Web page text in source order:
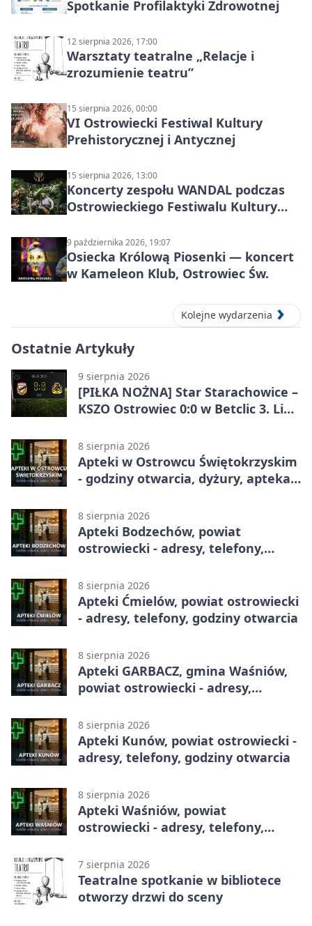
Spotkanie Profilaktyki Zdrowotnej
12 sierpnia 2026, 17:00
Warsztaty teatralne „Relacje i
zrozumienie teatru”
15 sierpnia 2026, 00:00
VI Ostrowiecki Festiwal Kultury
Prehistorycznej i Antycznej
15 sierpnia 2026, 13:00
Koncerty zespołu WANDAL podczas
Ostrowieckiego Festiwalu Kultury
9 października 2026, 19:07
Osiecka Królową Piosenki — koncert
w Kameleon Klub, Ostrowiec Św.
Kolejne wydarzenia
Ostatnie Artykuły
9 sierpnia 2026
[PIŁKA NOŻNA] Star Starachowice –
KSZO Ostrowiec 0:0 w Betclic 3. Liga
derbowym spotkaniu
8 sierpnia 2026
Apteki w Ostrowcu Świętokrzyskim
- godziny otwarcia, dyżury, apteka
8 sierpnia 2026
Apteki Bodzechów, powiat
ostrowiecki - adresy, telefony,
8 sierpnia 2026
Apteki Ćmielów, powiat ostrowiecki
- adresy, telefony, godziny otwarcia
8 sierpnia 2026
Apteki GARBACZ, gmina Waśniów,
powiat ostrowiecki - adresy,
8 sierpnia 2026
Apteki Kunów, powiat ostrowiecki -
adresy, telefony, godziny otwarcia
8 sierpnia 2026
Apteki Waśniów, powiat
ostrowiecki - adresy, telefony,
7 sierpnia 2026
Teatralne spotkanie w bibliotece
otworzy drzwi do sceny